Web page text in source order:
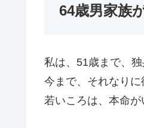
64歳男家族
私は、51歳まで、独
今まで、それなりに
若いころは、本命